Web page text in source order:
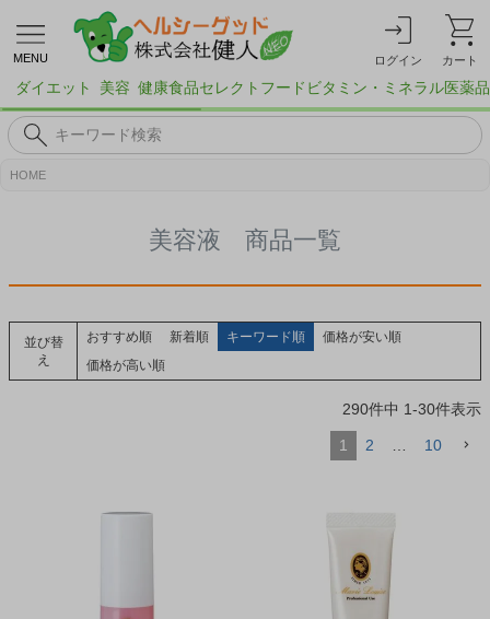
MENU ログイン カート
ダイエット 美容 健康食品セレクトフード ビタミン・ミネラル医薬品
HOME
美容液 商品一覧
並び替
え
おすすめ順 新着順 キーワード順
価格が安い順
価格が高い順
290件中 1-30件表示
1 2 10